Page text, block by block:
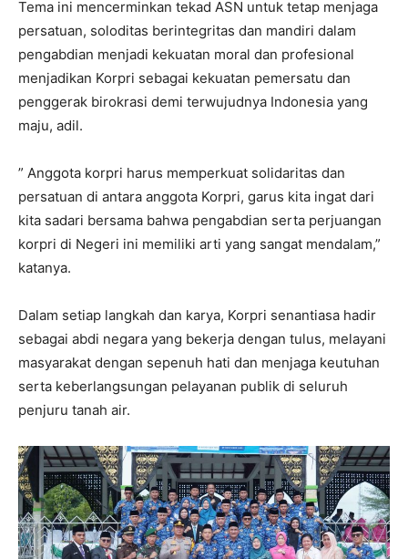
Tema ini mencerminkan tekad ASN untuk tetap menjaga
persatuan, soloditas berintegritas dan mandiri dalam
pengabdian menjadi kekuatan moral dan profesional
menjadikan Korpri sebagai kekuatan pemersatu dan
penggerak birokrasi demi terwujudnya Indonesia yang
maju, adil.
” Anggota korpri harus memperkuat solidaritas dan
persatuan di antara anggota Korpri, garus kita ingat dari
kita sadari bersama bahwa pengabdian serta perjuangan
korpri di Negeri ini memiliki arti yang sangat mendalam,”
katanya.
Dalam setiap langkah dan karya, Korpri senantiasa hadir
sebagai abdi negara yang bekerja dengan tulus, melayani
masyarakat dengan sepenuh hati dan menjaga keutuhan
serta keberlangsungan pelayanan publik di seluruh
penjuru tanah air.